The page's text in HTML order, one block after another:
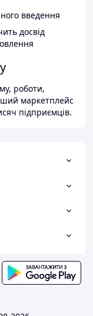
введення
досвід
роботи,
маркетплейс
підприємців.